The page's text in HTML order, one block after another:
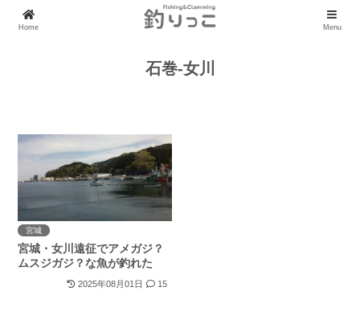
石巻-女川
宮城
宮城・女川遠征でアメガジ？
ムスジガジ？な魚が釣れた
2025年08月01日 15
Home Menu